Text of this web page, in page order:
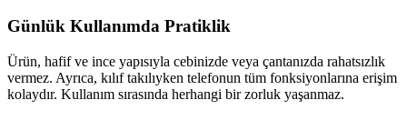
Günlük Kullanımda Pratiklik
Ürün, hafif ve ince yapısıyla cebinizde veya çantanızda rahatsızlık
vermez. Ayrıca, kılıf takılıyken telefonun tüm fonksiyonlarına erişim
kolaydır. Kullanım sırasında herhangi bir zorluk yaşanmaz.